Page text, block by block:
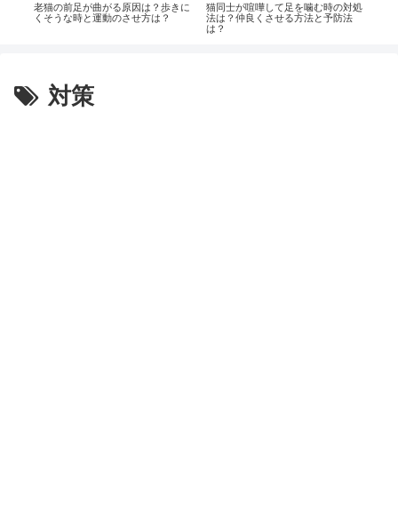
老猫の前足が曲がる原因は？歩きに
くそうな時と運動のさせ方は？
猫同士が喧嘩して足を噛む時の対処
法は？仲良くさせる方法と予防法
は？
対策